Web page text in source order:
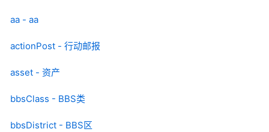
aa - aa
actionPost - 行动邮报
asset - 资产
bbsClass - BBS类
bbsDistrict - BBS区